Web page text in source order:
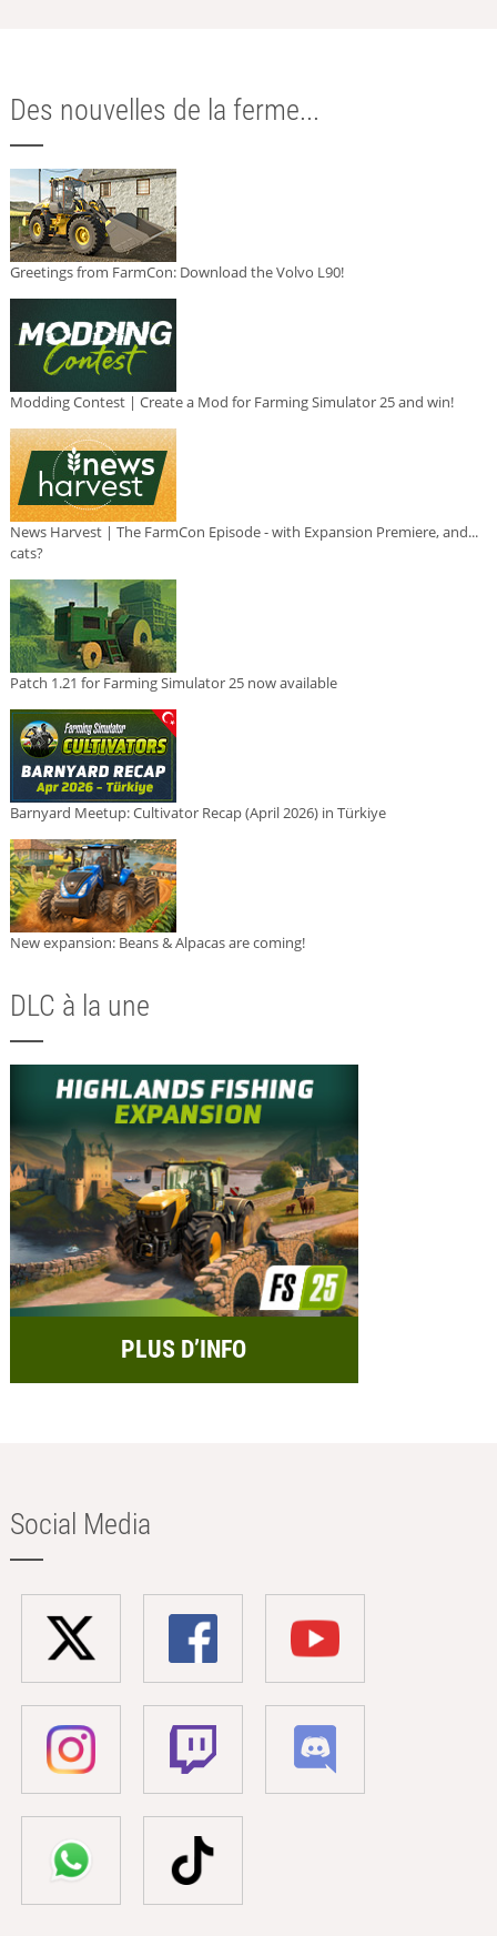
Des nouvelles de la ferme...
Greetings from FarmCon: Download the Volvo L90!
Modding Contest | Create a Mod for Farming Simulator 25 and win!
News Harvest | The FarmCon Episode - with Expansion Premiere, and...
cats?
Patch 1.21 for Farming Simulator 25 now available
Barnyard Meetup: Cultivator Recap (April 2026) in Türkiye
New expansion: Beans & Alpacas are coming!
DLC à la une
PLUS D’INFO
Social Media